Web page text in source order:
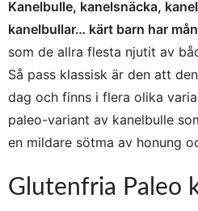
Kanelbulle, kanelsnäcka,
kanelbullar… kärt barn har
som de allra flesta njutit av
Så pass klassisk är den att
dag och finns i flera olika
paleo-variant av kanelbulle
en mildare sötma av honung
Glutenfria Paleo